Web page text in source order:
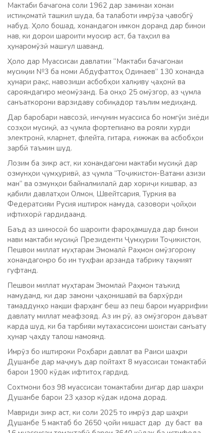
Мактаби бачагона соли 1962 дар заминаи хонаи
истиқоматӣ ташкил шуда, ба талаботи имрӯза ҷавобгӯ
набуд. Ҳоло бошад, хонандагон имкон доранд дар бинои
нав, ки дорои шароити муосир аст, ба таҳсил ва
ҳунаромӯзӣ машғул шаванд.
Ҳоло дар Муассисаи давлатии “Мактаби бачагонаи
мусиқии №3 ба номи Абдуфаттоҳ Одинаев” 130 хонанда
ҳунари рақс, навозиши асбобҳои халқиву ҷаҳонӣ ва
сарояндагиро меомӯзанд. Ба онҳо 25 омӯзгор, аз ҷумла
санъаткорони варзидаву собиқадор таълим медиҳанд.
Дар баробари навсозӣ, инчунин муассиса бо номгӯи зиёди
созҳои мусиқӣ, аз ҷумла фортепиано ва рояли хурди
электронӣ, кларнет, флейта, гитара, ғижжак ва асбобҳои
зарбӣ таъмин шуд.
Лозим ба зикр аст, ки хонандагони мактаби мусиқӣ дар
озмунҳои ҷумҳуривӣ, аз ҷумла “Тоҷикистон-Ватани азизи
ман” ва озмунҳои байналмилалӣ дар хориҷи кишвар, аз
қабили давлатҳои Олмон, Швейтсария, Туркия ва
Федератсияи Русия иштирок намуда, сазовори ҷойҳои
ифтихорӣ гардидаанд.
Баъд аз шиносоӣ бо шароити фароҳамшуда дар бинои
нави мактаби мусиқӣ Президенти Ҷумҳурии Тоҷикистон,
Пешвои миллат муҳтарам Эмомалӣ Раҳмон омӯзгорону
хонандагонро бо ин туҳфаи арзанда табрику таҳният
гуфтанд.
Пешвои миллат муҳтарам Эмомлаӣ Раҳмон таъкид
намуданд, ки дар замони ҷаҳонишавӣ ва бархӯрди
тамаддунҳо нақши фарҳанг беш аз пеш барои муаррифии
давлату миллат меафзояд. Аз ин рӯ, аз омӯзгорон даъват
карда шуд, ки ба тарбияи мутахассисони шоистаи санъату
ҳунар ҷаҳду талош намоянд.
Имрӯз бо иштироки Роҳбари давлат ва Раиси шаҳри
Душанбе дар маҷмуъ дар пойтахт 8 муассисаи томактабӣ
барои 1900 кӯдак ифтитоҳ гардид.
Сохтмони боз 98 муассисаи томактабии дигар дар шаҳри
Душанбе барои 23 ҳазор кӯдак идома дорад.
Мавриди зикр аст, ки соли 2025 то имрӯз дар шаҳри
Душанбе 5 мактаб бо 2650 ҷойи нишаст дар ду баст ва